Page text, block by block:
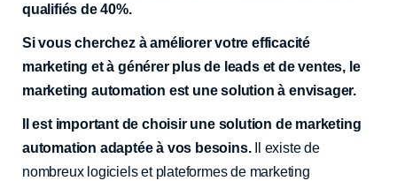
qualifiés de 40%.
Si vous cherchez à améliorer votre efficacité
marketing et à générer plus de leads et de ventes, le
marketing automation est une solution à envisager.
Il est important de choisir une solution de marketing
automation adaptée à vos besoins.Il existe de
nombreux logiciels et plateformes de marketing